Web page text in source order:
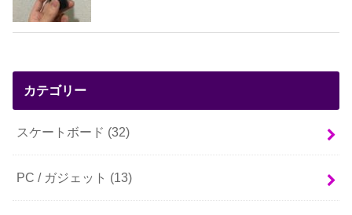
カテゴリー
スケートボード (32)
PC / ガジェット (13)